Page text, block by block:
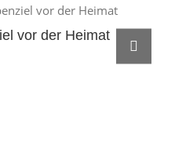
vor der Heimat